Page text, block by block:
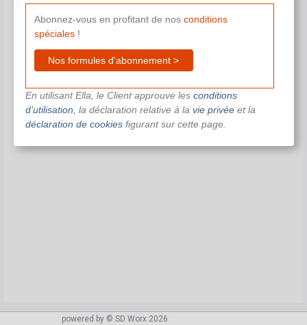
powered by © SD Worx 2026
Abonnez-vous en profitant de nos conditions
spéciales!
Nos formules d'abonnement >
En utilisant Ella, le Client approuve les conditions
d’utilisation , la déclaration relative à la vie privéeet la
déclaration de cookiesfigurant sur cette page.